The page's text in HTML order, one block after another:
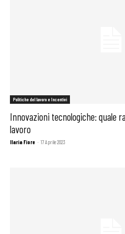
Politiche del lavoro e Incentivi
Innovazioni tecnologiche: quale
lavoro
Ilaria Fiore - 17 Aprile 2023